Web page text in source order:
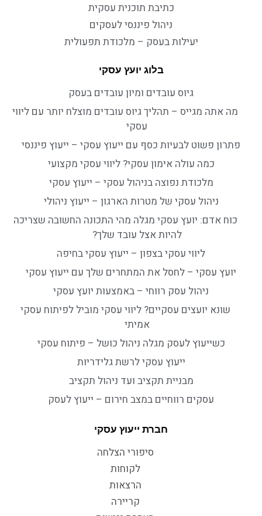
כתיבת תוכנית עסקית
ניהול פיננסי לעסקים
יעילות בעסק – מלכודת תפעולית
בלוג יועץ עסקי
גיוס עובדים ומיון עובדים בעסק
מה אתה מגייס – תהליך גיוס עובדים מוצלח יותר עם ליווי
עסקי
פתרון פשוט לבעיות כסף עם ייעוץ עסקי – ייעוץ פיננסי
כמה עולה אימון עסקי? ליווי עסקי מקצועי
מלכודת נפוצה בניהול עסקי – ייעוץ עסקי
ניהול עסקי של מטרות הארגון – ייעוץ ניהולי
כוח אדם: יועץ עסקי מגלה מהי התכונה החשובה שצריכה
להיות אצל עובד שלך?
ליווי עסקי בצפון – ייעוץ עסקי בחיפה
יועץ עסקי – לחסל את המתחרים שלך עם ייעוץ עסקי
ניהול עסק רווחי – באמצעות יועץ עסקי
שונא יועצים עסקיים? ליווי עסקי מוביל לפיתוח עסקי
אמיתי
כשייעוץ לעסק מגלה ניהול כושל – פיתוח עסקי
ייעוץ עסקי לרשת גלידריות
מבניית תקציב ועד ניהול תקציב
עסקים רווחיים במצב חירום – ייעוץ לעסק
חברת ייעוץ עסקי
סיפורי הצלחה
לקוחות
הרצאות
קריירה